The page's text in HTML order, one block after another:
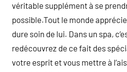
véritable supplément à se
possible.Tout le monde
dure soin de lui. Dans un spa,
redécouvrez de ce fait des
votre esprit et vous mettre à